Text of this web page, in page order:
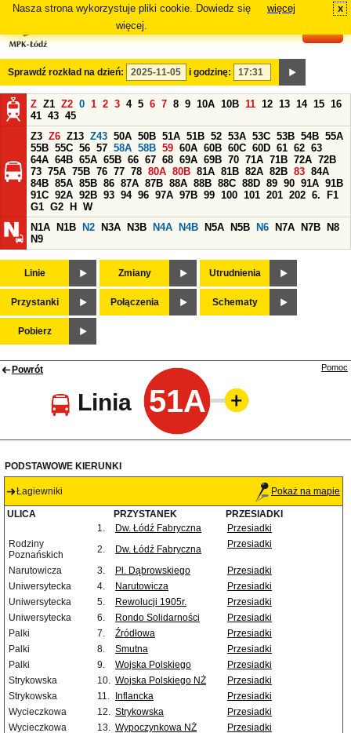
Nasza strona wykorzystuje pliki cookie. Dowiedz się
więcej.
więcej x
Sprawdź rozkład na dzień: i godzinę:
Z Z1 Z2 0 1 2 3 4 5 6 7 8 9 10A 10B 11 12 13 14 15 16
41 43 45
Z3 Z6 Z13 Z43 50A 50B 51A 51B 52 53A 53C 53B 54B 55A
55B 55C 56 57 58A 58B 59 60A 60B 60C 60D 61 62 63
64A 64B 65A 65B 66 67 68 69A 69B 70 71A 71B 72A 72B
73 75A 75B 76 77 78 80A 80B 81A 81B 82A 82B 83 84A
84B 85A 85B 86 87A 87B 88A 88B 88C 88D 89 90 91A 91B
91C 92A 92B 93 94 96 97A 97B 99 100 101 201 202 6.
F1
G1 G2 H
W
N1A
N1B N2 N3A N3B N4A N4B N5A N5B N6 N7A N7B
N8
N9
Linie Zmiany Utrudnienia
Przystanki Połączenia Schematy
Pobierz
Powrót
Linia 51A
Pomoc
PODSTAWOWE KIERUNKI
Łagiewniki Pokaż na mapie
ULICA PRZYSTANEK
PRZESIADKI
1.
Dw. Łódź Fabryczna
Przesiadki
Rodziny
Poznańskich
2. Dw. Łódź Fabryczna Przesiadki
Narutowicza 3. Pl. Dąbrowskiego
Przesiadki
Uniwersytecka
4. Narutowicza
Przesiadki
Uniwersytecka
5. Rewolucji 1905r.
Przesiadki
Uniwersytecka
6. Rondo Solidarności
Przesiadki
Palki
7. Źródłowa
Przesiadki
Palki
8. Smutna
Przesiadki
Palki
9. Wojska Polskiego
Przesiadki
Strykowska
10. Wojska Polskiego NŻ
Przesiadki
Strykowska
11. Inflancka
Przesiadki
Wycieczkowa
12. Strykowska
Przesiadki
Wycieczkowa
13. Wypoczynkowa NŻ
Przesiadki